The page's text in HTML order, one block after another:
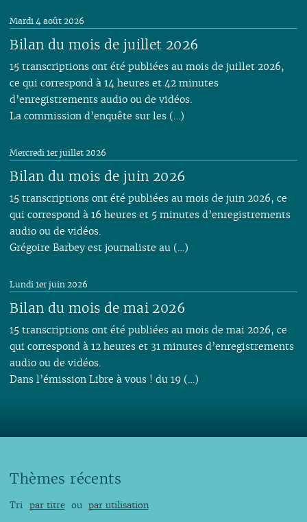
Bilan du mois de juillet 2026
Mardi 4 août 2026
15 transcriptions ont été publiées au mois de juillet 2026,
ce qui correspond à 14 heures et 42 minutes
d’enregistrements audio ou de vidéos.
La commission d’enquête sur les (…)
Bilan du mois de juin 2026
Mercredi 1er juillet 2026
15 transcriptions ont été publiées au mois de juin 2026, ce
qui correspond à 16 heures et 5 minutes d’enregistrements
audio ou de vidéos.
Grégoire Barbey est journaliste au (…)
Bilan du mois de mai 2026
Lundi 1er juin 2026
15 transcriptions ont été publiées au mois de mai 2026, ce
qui correspond à 12 heures et 31 minutes d’enregistrements
audio ou de vidéos.
Dans l’émission Libre à vous ! du 19 (…)
Thèmes récents
Tri par titre ou par utilisation